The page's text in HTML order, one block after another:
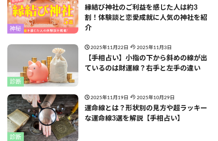
神秘
縁結び神社のご利益を感じた人は約3
割！体験談と恋愛成就に人気の神社を紹
介
診断
2025年11月22日 2025年11月3日
【手相占い】小指の下から斜めの線が出
ているのは財運線？右手と左手の違い
診断
2025年11月19日 2025年10月29日
運命線とは？形状別の見方や超ラッキー
な運命線3選を解説【手相占い】